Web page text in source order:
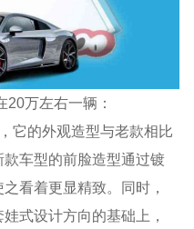
万左右一辆：
它的外观造型与老款相比
车型的前脸造型通过镀
看着更显精致。同时，
式设计方向的基础上，